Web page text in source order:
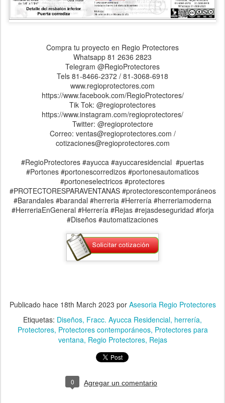
Compra tu proyecto en Regio Protectores
Whatsapp 81 2636 2823
Telegram @RegioProtectores
Tels 81-8466-2372 / 81-3068-6918
www.regioprotectores.com
https://www.facebook.com/RegioProtectores/
Tik Tok: @regioprotectores
https://www.instagram.com/regioprotectores/
Twitter: @regioprotectore
Correo: ventas@regioprotectores.com /
cotizaciones@regioprotectores.com
#RegioProtectores #ayucca #ayuccaresidencial #puertas
#Portones #portonescorredizos #portonesautomaticos
#portoneselectricos #protectores
#PROTECTORESPARAVENTANAS #protectorescontemporáneos
#Barandales #barandal #herreria #Herrería #herreriamoderna
#HerreriaEnGeneral #Herrería #Rejas #rejasdeseguridad #forja
#Diseños #automatizaciones
Publicado hace 18th March 2023 por Asesoria Regio Protectores
Etiquetas: Diseños Fracc. Ayucca Residencial herrería
Protectores Protectores contemporáneos Protectores para
ventana Regio Protectores Rejas
0 Agregar un comentario